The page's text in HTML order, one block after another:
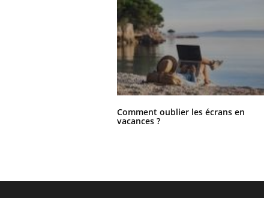
Comment oublier les écrans en
vacances ?